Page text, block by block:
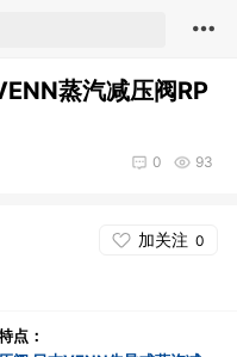
蒸汽减压阀RP
93
0
加关注 0
点：